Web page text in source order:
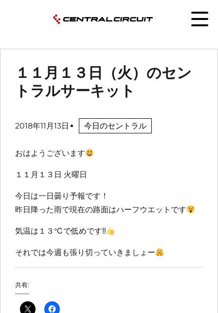
１１月１３日（火）のセン
トラルサーキット
2018年11月13日 今日のセントラル
おはようございます
１１月１３日 火曜日
今日は一日曇り予報です！
昨日降った雨で現在の路面はハーフウエットです
気温は１３℃で低めです‼︎
それでは今週も張り切っていきましょー
共有: